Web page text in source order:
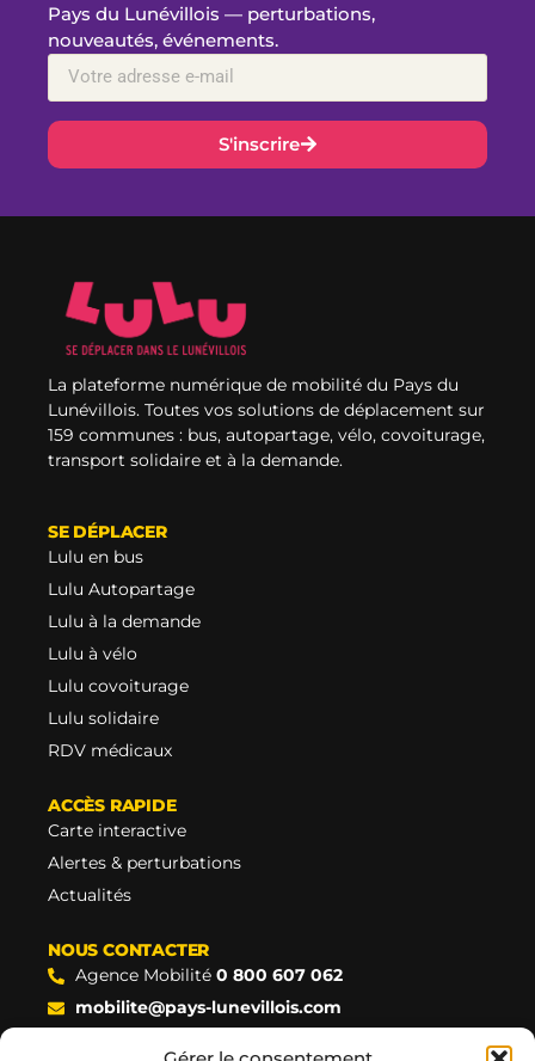
Pays du Lunévillois — perturbations,
nouveautés, événements.
S'inscrire
La plateforme numérique de mobilité du Pays du
Lunévillois. Toutes vos solutions de déplacement sur
159 communes : bus, autopartage, vélo, covoiturage,
transport solidaire et à la demande.
SE DÉPLACER
Lulu en bus
Lulu Autopartage
Lulu à la demande
Lulu à vélo
Lulu covoiturage
Lulu solidaire
RDV médicaux
ACCÈS RAPIDE
Carte interactive
Alertes & perturbations
Actualités
NOUS CONTACTER
Agence Mobilité 0 800 607 062
mobilite@pays-lunevillois.com